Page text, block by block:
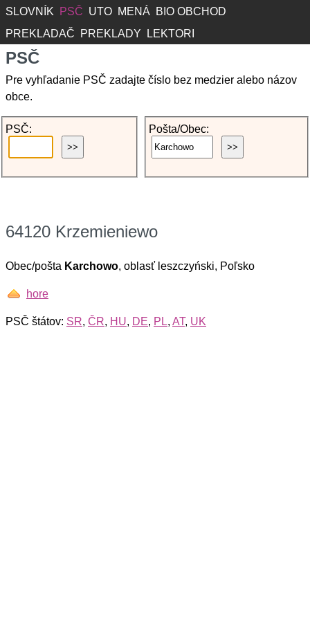
SLOVNÍK PSČ UTO MENÁ
BIO OBCHOD
PREKLADAČ
PREKLADY LEKTORI
PSČ
Pre vyhľadanie PSČ zadajte číslo bez medzier alebo názov
obce.
PSČ: Pošta/Obec:
64120 Krzemieniewo
Obec/pošta Karchowo, oblasť leszczyński, Poľsko
hore
PSČ štátov: SR, ČR, HU, DE, PL, AT, UK